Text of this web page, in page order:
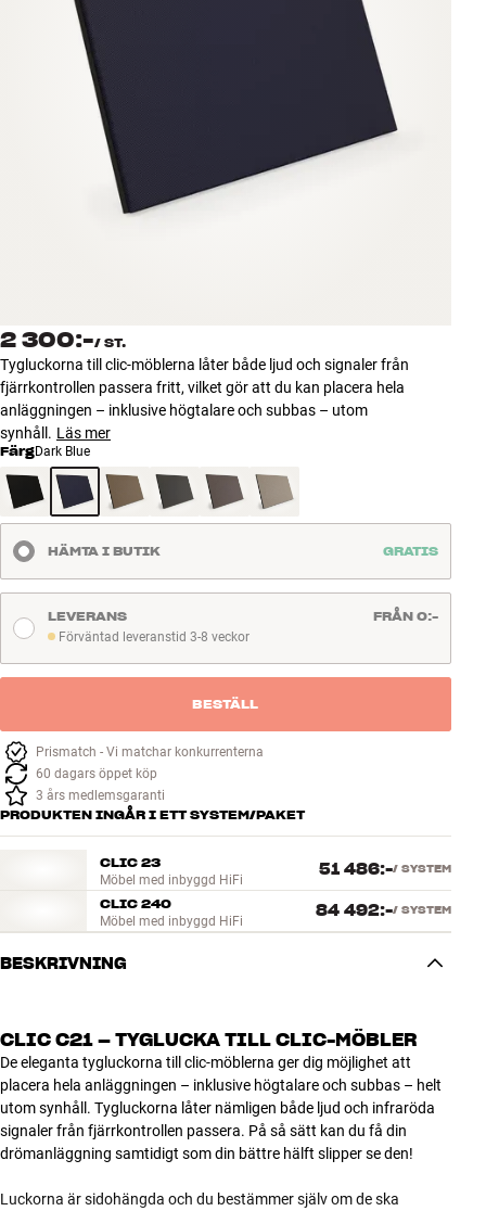
Tillbehör
INSPIRATION
MÄRKEN
NYHETER
Logga in
Kundtjänst
Bygg med ljud
Företag
2 300:-/ ST.
Tygluckorna till clic-möblerna låter både ljud och signaler från
fjärrkontrollen passera fritt, vilket gör att du kan placera hela
anläggningen – inklusive högtalare och subbas – utom
synhåll. Läs mer
FärgDark Blue
HÄMTA I BUTIK GRATIS
Förväntad leveranstid 3-8 veckor
Förväntad leveranstid 3-8 veckor
LEVERANS FRÅN 0:-
BESTÄLL
Prismatch - Vi matchar konkurrenterna
60 dagars öppet köp
3 års medlemsgaranti
PRODUKTEN INGÅR I ETT SYSTEM/PAKET
CLIC 23
Möbel med inbyggd HiFi
51 486:-/ SYSTEM
CLIC 240
Möbel med inbyggd HiFi
84 492:-/ SYSTEM
BESKRIVNING
CLIC C21 – TYGLUCKA TILL CLIC-MÖBLER
De eleganta tygluckorna till clic-möblerna ger dig möjlighet att
placera hela anläggningen – inklusive högtalare och subbas – helt
utom synhåll. Tygluckorna låter nämligen både ljud och infraröda
signaler från fjärrkontrollen passera. På så sätt kan du få din
drömanläggning samtidigt som din bättre hälft slipper se den!
Luckorna är sidohängda och du bestämmer själv om de ska